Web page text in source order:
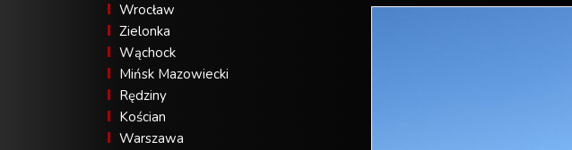
Wrocław
Zielonka
Wąchock
Mińsk Mazowiecki
Rędziny
Kościan
Warszawa